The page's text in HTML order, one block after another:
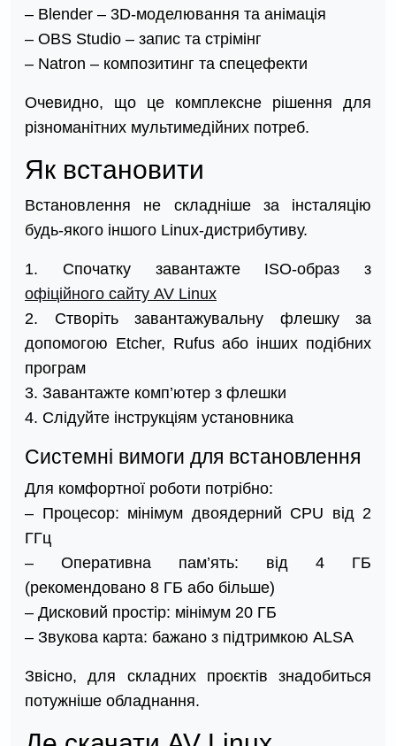
– Blender – 3D-моделювання та анімація
– OBS Studio – запис та стрімінг
– Natron – композитинг та спецефекти
Очевидно, що це комплексне рішення для
різноманітних мультимедійних потреб.
Як встановити
Встановлення не складніше за інсталяцію
будь-якого іншого Linux-дистрибутиву.
1. Спочатку завантажте ISO-образ з
офіційного сайту AV Linux
2. Створіть завантажувальну флешку за
допомогою Etcher, Rufus або інших подібних
програм
3. Завантажте комп’ютер з флешки
4. Слідуйте інструкціям установника
Системні вимоги для встановлення
Для комфортної роботи потрібно:
– Процесор: мінімум двоядерний CPU від 2
ГГц
– Оперативна пам’ять: від 4 ГБ
(рекомендовано 8 ГБ або більше)
– Дисковий простір: мінімум 20 ГБ
– Звукова карта: бажано з підтримкою ALSA
Звісно, для складних проєктів знадобиться
потужніше обладнання.